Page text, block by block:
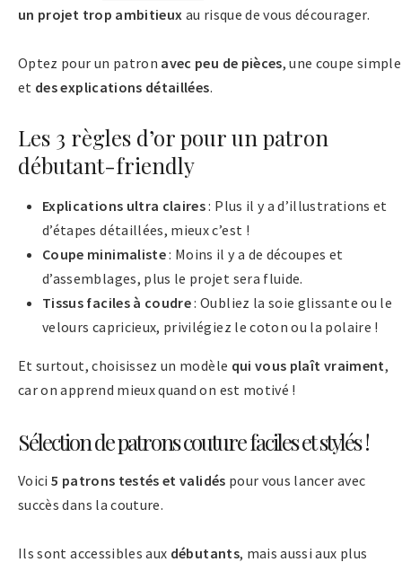
un projet trop ambitieux au risque de vous décourager.
Optez pour un patron avec peu de pièces, une coupe simple
et des explications détaillées.
Les 3 règles d’or pour un patron
débutant-friendly
Explications ultra claires: Plus il y a d’illustrations et
d’étapes détaillées, mieux c’est !
Coupe minimaliste: Moins il y a de découpes et
d’assemblages, plus le projet sera fluide.
Tissus faciles à coudre: Oubliez la soie glissante ou le
velours capricieux, privilégiez le coton ou la polaire !
Et surtout, choisissez un modèle qui vous plaît vraiment,
car on apprend mieux quand on est motivé !
Sélection de patrons couture faciles et stylés !
Voici5 patrons testés et validés pour vous lancer avec
succès dans la couture.
Ils sont accessibles aux débutants, mais aussi aux plus